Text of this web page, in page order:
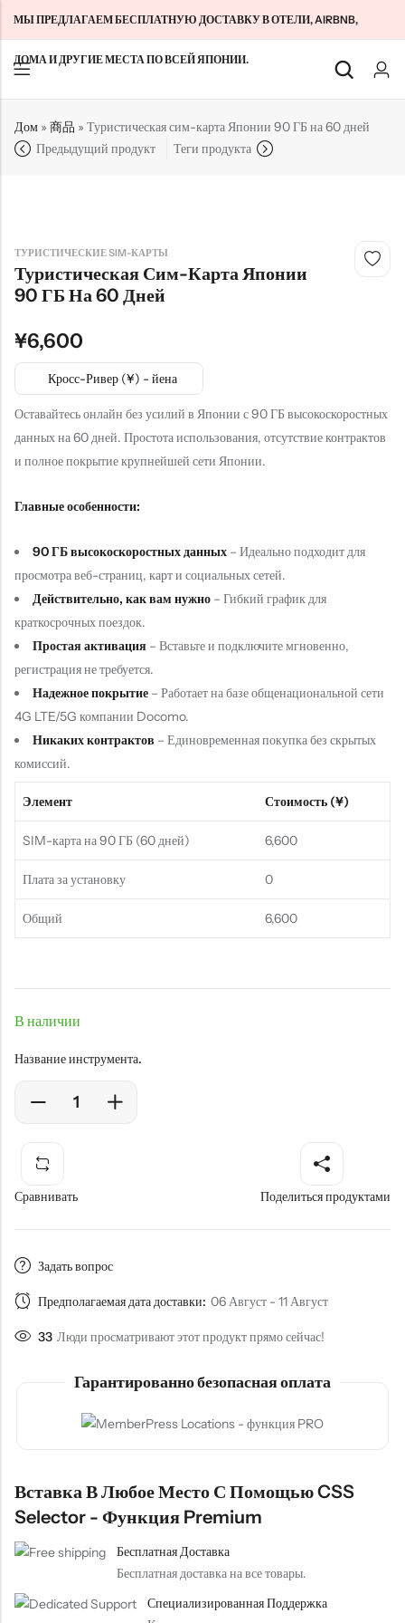
МЫ ПРЕДЛАГАЕМ БЕСПЛАТНУЮ ДОСТАВКУ В ОТЕЛИ, AIRBNB,
ДОМА И ДРУГИЕ МЕСТА ПО ВСЕЙ ЯПОНИИ.
Дом » 商品 » Туристическая сим-карта Японии 90 ГБ на 60 дней
Предыдущий продукт
Теги продукта
ТУРИСТИЧЕСКИЕ SIM-КАРТЫ
Туристическая Сим-Карта Японии
90 ГБ На 60 Дней
¥6,600
Кросс-Ривер (¥) - йена
Оставайтесь онлайн без усилий в Японии с 90 ГБ высокоскоростных
данных на 60 дней. Простота использования, отсутствие контрактов
и полное покрытие крупнейшей сети Японии.
Главные особенности:
90 ГБ высокоскоростных данных – Идеально подходит для
просмотра веб-страниц, карт и социальных сетей.
Действительно, как вам нужно – Гибкий график для
краткосрочных поездок.
Простая активация – Вставьте и подключите мгновенно,
регистрация не требуется.
Надежное покрытие – Работает на базе общенациональной сети
4G LTE/5G компании Docomo.
Никаких контрактов – Единовременная покупка без скрытых
комиссий.
Элемент Стоимость (¥)
SIM-карта на 90 ГБ (60 дней) 6,600
Плата за установку 0
Общий 6,600
В наличии
Название инструмента.
Сравнивать Поделиться продуктами
Задать вопрос
Предполагаемая дата доставки: 06 Август - 11 Август
33 Люди просматривают этот продукт прямо сейчас!
Гарантированно безопасная оплата
Вставка В Любое Место С Помощью CSS
Selector - Функция Premium
Бесплатная Доставка
Бесплатная доставка на все товары.
Специализированная Поддержка
Назад
Туристические SIM-карты Японии
Назад
Домашний WiFi безлимитный
Назад
О нас
политика конфиденциальности
Условия и положения